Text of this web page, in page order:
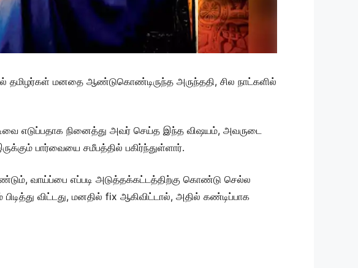
தமிழர்கள் மனதை ஆண்டுகொண்டிருந்த அருந்ததி, சில நாட்களில்
எடுப்பதாக நினைத்து அவர் செய்த இந்த விஷயம், அவருடை
பார்வையை சமீபத்தில் பகிர்ந்துள்ளார்.
வாய்ப்பை எப்படி அடுத்தக்கட்டத்திற்கு கொண்டு செல்ல
பிடித்து விட்டது, மனதில் fix ஆகிவிட்டால், அதில் கண்டிப்பாக